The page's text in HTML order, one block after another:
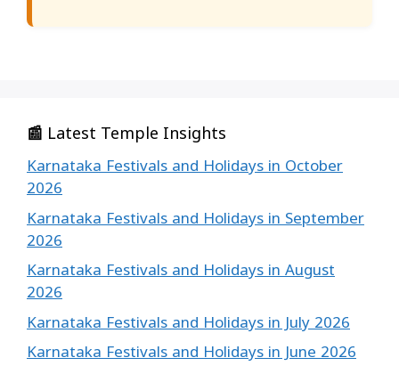
📰 Latest Temple Insights
Karnataka Festivals and Holidays in October
2026
Karnataka Festivals and Holidays in September
2026
Karnataka Festivals and Holidays in August
2026
Karnataka Festivals and Holidays in July 2026
Karnataka Festivals and Holidays in June 2026